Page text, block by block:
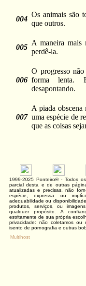
004
Os animais são
que outros.
005
A maneira mais
perdê-la.
006
O progresso
forma lenta.
desapontando.
007
A piada obscena
uma espécie de
que as coisas
1999-2025 Ponteiro® - Todos
parcial desta e de outras
atualizadas e precisas, não
espécie, expressa ou
adequabilidade ou
produtos, serviços, ou
qualquer propósito. A
estritamente de sua própria
privacidade: não coletamos ou
isento de pornografia e outras
Multihost